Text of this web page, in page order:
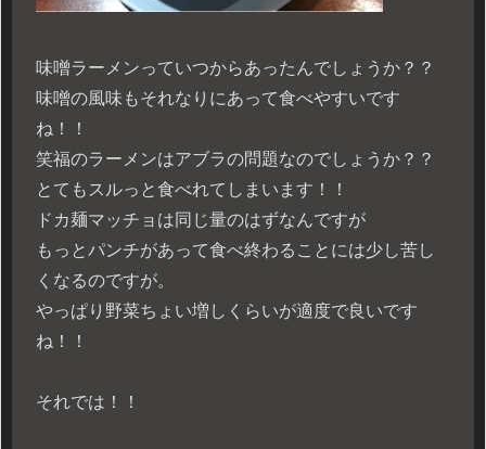
味噌ラーメンっていつからあったんでしょうか？？
味噌の風味もそれなりにあって食べやすいです
ね！！
笑福のラーメンはアブラの問題なのでしょうか？？
とてもスルっと食べれてしまいます！！
ドカ麺マッチョは同じ量のはずなんですが
もっとパンチがあって食べ終わることには少し苦し
くなるのですが。
やっぱり野菜ちょい増しくらいが適度で良いです
ね！！
それでは！！